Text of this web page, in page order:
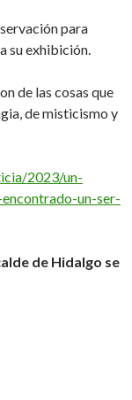
para
su exhibición.
de las cosas que
de misticismo y
2023/un-
un-ser-
de Hidalgo se